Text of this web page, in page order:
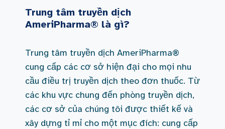
Trung tâm truyền dịch
AmeriPharma® là gì?
Trung tâm truyền dịch AmeriPharma®
cung cấp các cơ sở hiện đại cho mọi nhu
cầu điều trị truyền dịch theo đơn thuốc. Từ
các khu vực chung đến phòng truyền dịch,
các cơ sở của chúng tôi được thiết kế và
xây dựng tỉ mỉ cho một mục đích: cung cấp